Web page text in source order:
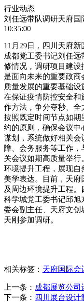
行业动态
刘任远带队调研天府
10:35:00
11月29日，四川天府
成都党工委书记刘任
修情况，调研项目建
是面向未来的重要政
质量发展的重要基础设
在保证疫情防控安全
作方法，争分夺秒、
按照既定时间节点如
约的原则，确保会议
谋划，系统做好相关
障、会务服务等工作
关会议如期高质量举
环境提升工程，展现
美学表达。目前，天
及周边环境提升工程
科学城党工委书记邱
委会副主任、天府文创
天刚参加调研。
相关标签： 天府国际会
上一条： 成都展览公司
下一条： 四川展台设